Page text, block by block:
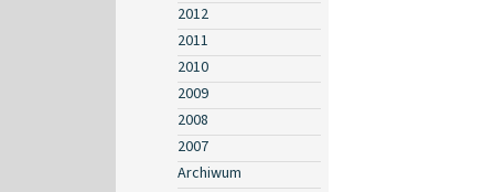
2012
2011
2010
2009
2008
2007
Archiwum